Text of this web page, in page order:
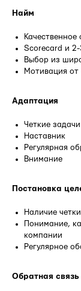
Найм
Scorecard и
Выбор из
Мотивация от
Адаптация
Четкие задачи
Наставник
Регулярная
Внимание
Постановка
Наличие
Понимание,
компании
Регулярное
Обратная связь